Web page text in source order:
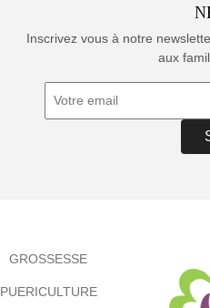
Inscrivez vous à notre
aux
GROSSESSE
PUERICULTURE